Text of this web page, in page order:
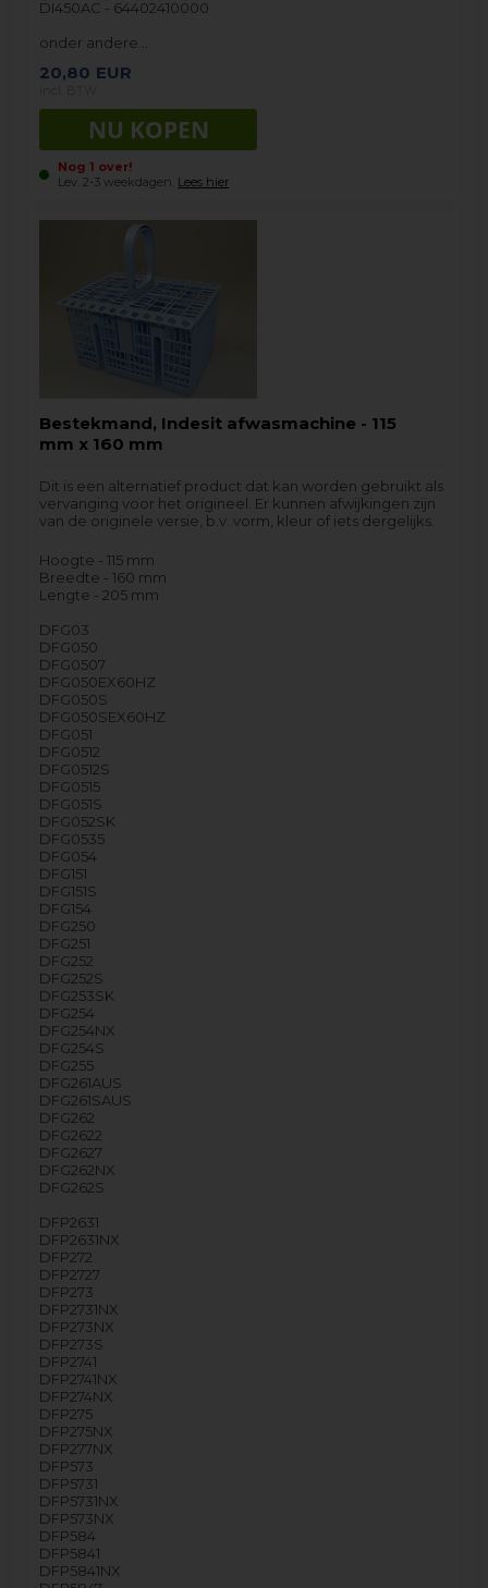
DI450AC - 64402410000
onder andere…
20,80 EUR
Nog 1 over!
Lev. 2-3 weekdagen. Lees hier
Bestekmand, Indesit afwasmachine - 115
mm x 160 mm
Dit is een alternatief product dat kan worden gebruikt als
vervanging voor het origineel. Er kunnen afwijkingen zijn
van de originele versie, b.v. vorm, kleur of iets dergelijks.
Hoogte - 115 mm
Breedte - 160 mm
Lengte - 205 mm
DFG03
DFG050
DFG0507
DFG050EX60HZ
DFG050S
DFG050SEX60HZ
DFG051
DFG0512
DFG0512S
DFG0515
DFG051S
DFG052SK
DFG0535
DFG054
DFG151
DFG151S
DFG154
DFG250
DFG251
DFG252
DFG252S
DFG253SK
DFG254
DFG254NX
DFG254S
DFG255
DFG261AUS
DFG261SAUS
DFG262
DFG2622
DFG2627
DFG262NX
DFG262S
DFP2631
DFP2631NX
DFP272
DFP2727
DFP273
DFP2731NX
DFP273NX
DFP273S
DFP2741
DFP2741NX
DFP274NX
DFP275
DFP275NX
DFP277NX
DFP573
DFP5731
DFP5731NX
DFP573NX
DFP584
DFP5841
DFP5841NX